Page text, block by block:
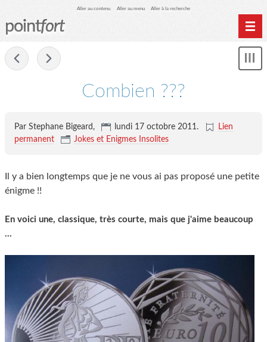
Aller au contenu Aller au menu Aller à la recherche
pointfort
Combien ???
Par Stephane Bigeard, lundi 17 octobre 2011.
Lien
permanent
Jokes et Enigmes Insolites
Il y a bien longtemps que je ne vous ai pas proposé une petite
énigme !!
En voici une, classique, très courte, mais que j'aime beaucoup
...